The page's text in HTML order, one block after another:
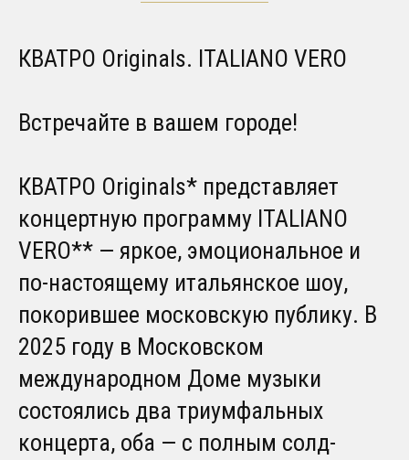
КВАТРО Originals. ITALIANO VERO
Встречайте в вашем городе!
КВАТРО Originals* представляет
концертную программу ITALIANO
VERO** — яркое, эмоциональное и
по-настоящему итальянское шоу,
покорившее московскую публику. В
2025 году в Московском
международном Доме музыки
состоялись два триумфальных
концерта, оба — с полным солд-